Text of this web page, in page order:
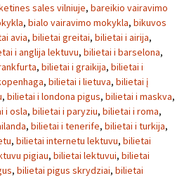
sales vilniuje, bareikio vairavimo
, bialo vairavimo mokykla, bikuvos
avia, bilietai greitai, bilietai i airija,
i anglija lektuvu, bilietai i barselona,
, bilietai i graikija, bilietai i
, bilietai i lietuva, bilietai į
, bilietai i londona pigus, bilietai i maskva,
i osla, bilietai i paryziu, bilietai i roma,
, bilietai i tenerife, bilietai i turkija,
, bilietai internetu lektuvu, bilietai
pigiau, bilietai lektuvui, bilietai
, bilietai pigus skrydziai, bilietai